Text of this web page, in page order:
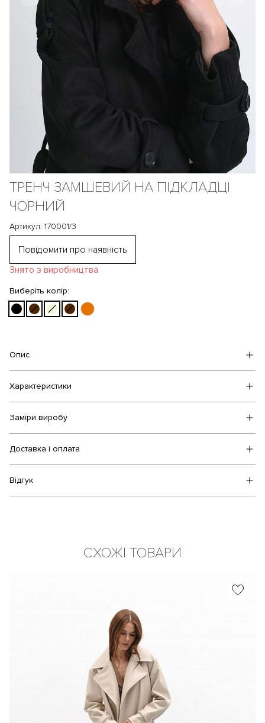
ТРЕНЧ ЗАМШЕВИЙ НА ПІДКЛАДЦІ
ЧОРНИЙ
Артикул: 170001/3
Повідомити про наявність
Знято з виробництва
Виберіть колір:
Опис
Характеристики
Заміри виробу
Доставка і оплата
Відгук
СХОЖІ ТОВАРИ